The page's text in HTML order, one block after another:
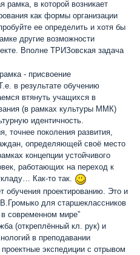
рамка, в которой возникает
как формы организации
ее определить и хотя бы
другие возможности
Вполне ТРИЗовская задача
- присвоение
в результате обучению
втянуть учащихся в
(в рамках культуры ММК)
идентичность.
точнее поколения развития,
определяющей своё место
концепции устойчивого
работающих на переход к
Как-то так.
обучения проектированию. Это и
для старшеклассников
современном мире”
(откреплённый кл. рук) и
в преподавании
экспедиции с отрывом